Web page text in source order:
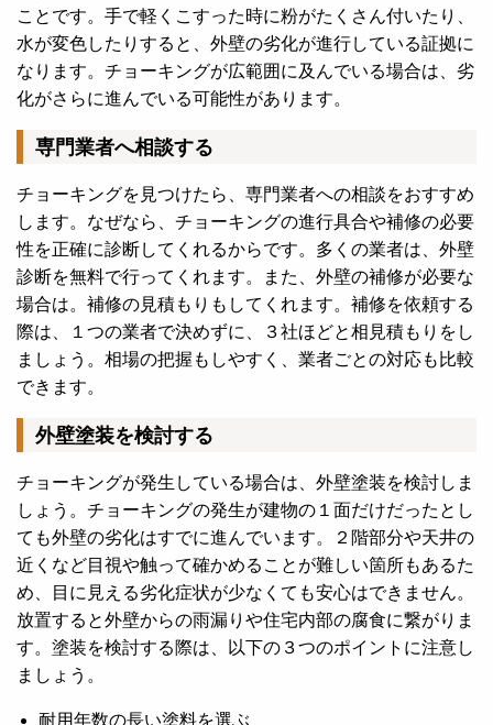
ことです。 手で軽くこすった時に粉がたくさん付いたり、
水が変色したりすると、外壁の劣化が進行している証拠に
なります。 チョーキングが広範囲に及んでいる場合は、劣
化がさらに進んでいる可能性があります。
専門業者へ相談する
チョーキングを見つけたら、専門業者への相談をおすすめ
します。なぜなら、チョーキングの進行具合や補修の必要
性を正確に診断してくれるからです。 多くの業者は、外壁
診断を無料で行ってくれます。また、外壁の補修が必要な
場合は。補修の見積もりもしてくれます。 補修を依頼する
際は、１つの業者で決めずに、３社ほどと相見積もりをし
ましょう。相場の把握もしやすく、業者ごとの対応も比較
できます。
外壁塗装を検討する
チョーキングが発生している場合は、外壁塗装を検討しま
しょう。チョーキングの発生が建物の１面だけだったとし
ても外壁の劣化はすでに進んでいます。２階部分や天井の
近くなど目視や触って確かめることが難しい箇所もあるた
め、目に見える劣化症状が少なくても安心はできません。
放置すると外壁からの雨漏りや住宅内部の腐食に繋がりま
す。塗装を検討する際は、以下の３つのポイントに注意し
ましょう。
耐用年数の長い塗料を選ぶ